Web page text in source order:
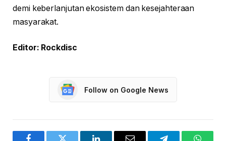
demi keberlanjutan ekosistem dan kesejahteraan
masyarakat.
Editor: Rockdisc
Follow on Google News